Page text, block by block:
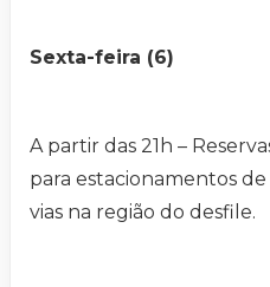
Sexta-feira (6)
A partir das 21h –
para estacionamentos
vias na região do desfile.